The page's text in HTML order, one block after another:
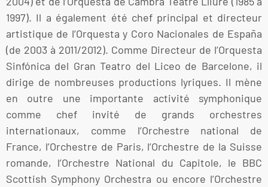
1997). Il a également été chef principal et directeur
artistique de l’Orquesta y Coro Nacionales de España
(de 2003 à 2011/2012). Comme Directeur de l’Orquesta
Sinfónica del Gran Teatro del Liceo de Barcelone, il
dirige de nombreuses productions lyriques. Il mène
en outre une importante activité symphonique
comme chef invité de grands orchestres
internationaux, comme l’Orchestre national de
France, l’Orchestre de Paris, l’Orchestre de la Suisse
romande, l’Orchestre National du Capitole, le BBC
Scottish Symphony Orchestra ou encore l’Orchestre